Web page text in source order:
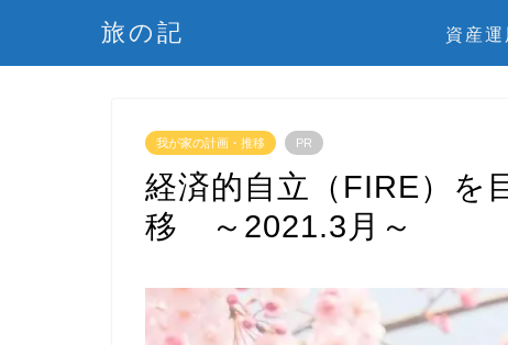
旅の記 資産運
我が家の計画・推移 PR
経済的自立（FIRE）を
移 ～2021.3月～